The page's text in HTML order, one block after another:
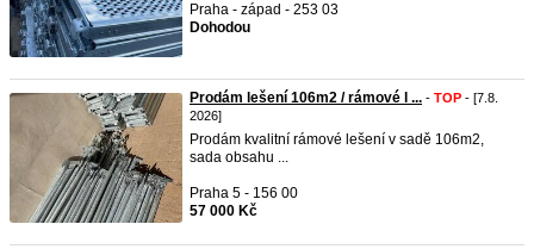
Praha - západ - 253 03
Dohodou
Prodám lešení 106m2 / rámové l ... - TOP - [7.8.
2026]
Prodám kvalitní rámové lešení v sadě 106m2,
sada obsahu ...
Praha 5 - 156 00
57 000 Kč